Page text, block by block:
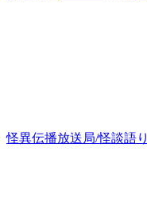
怪異伝播放送局/怪談語り